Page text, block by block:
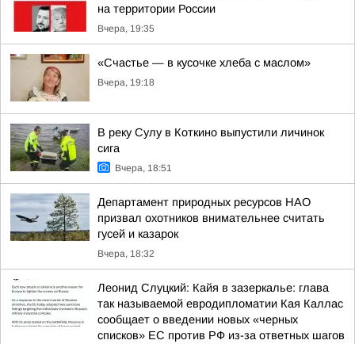
на территории России
Вчера, 19:35
«Счастье — в кусочке хлеба с маслом»
Вчера, 19:18
В реку Сулу в Коткино выпустили личинок
сига
Вчера, 18:51
Департамент природных ресурсов НАО
призвал охотников внимательнее считать
гусей и казарок
Вчера, 18:32
Леонид Слуцкий: Кайя в зазеркалье: глава
так называемой евродипломатии Кая Каллас
сообщает о введении новых «черных
списков» ЕС против РФ из-за ответных шагов